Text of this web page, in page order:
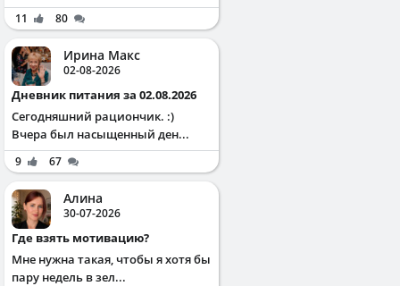
11 80
Ирина Макс
02-08-2026
Дневник питания за 02.08.2026
Сегодняшний рациончик. :)
Вчера был насыщенный ден...
9 67
Алина
30-07-2026
Где взять мотивацию?
Мне нужна такая, чтобы я хотя бы
пару недель в зел...